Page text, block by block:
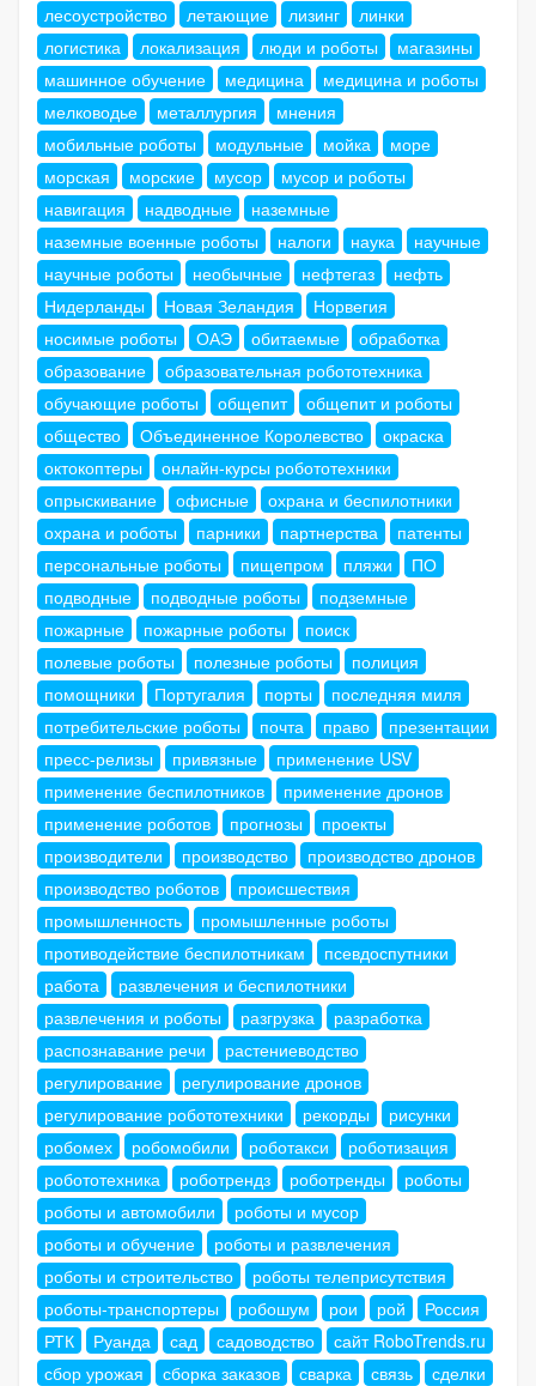
лесоустройство
летающие лизинг
линки
логистика
локализация люди и роботы
магазины
машинное обучение
медицина
медицина и роботы
мелководье
металлургия
мнения
мобильные роботы
модульные мойка
море
морская
морские мусор
мусор и роботы
навигация
надводные
наземные
наземные военные роботы
налоги наука
научные
научные роботы
необычные нефтегаз
нефть
Нидерланды
Новая Зеландия
Норвегия
носимые роботы
ОАЭ обитаемые
обработка
образование
образовательная робототехника
обучающие роботы
общепит
общепит и роботы
общество
Объединенное Королевство
окраска
октокоптеры
онлайн-курсы робототехники
опрыскивание
офисные
охрана и беспилотники
охрана и роботы
парники партнерства
патенты
персональные роботы
пищепром пляжи
ПО
подводные
подводные роботы
подземные
пожарные
пожарные роботы
поиск
полевые роботы
полезные роботы
полиция
помощники
Португалия порты
последняя миля
потребительские роботы
почта право
презентации
пресс-релизы
привязные
применение USV
применение беспилотников
применение дронов
применение роботов
прогнозы
проекты
производители
производство
производство дронов
производство роботов
происшествия
промышленность
промышленные роботы
противодействие беспилотникам
псевдоспутники
работа
развлечения и беспилотники
развлечения и роботы
разгрузка
разработка
распознавание речи
растениеводство
регулирование
регулирование дронов
регулирование робототехники
рекорды
рисунки
робомех
робомобили роботакси
роботизация
робототехника
роботрендз роботренды
роботы
роботы и автомобили
роботы и мусор
роботы и обучение
роботы и развлечения
роботы и строительство
роботы телеприсутствия
роботы-транспортеры
робошум рои рой
Россия
РТК
Руанда сад садоводство
сайт RoboTrends.ru
сбор урожая
сборка заказов сварка связь
сделки